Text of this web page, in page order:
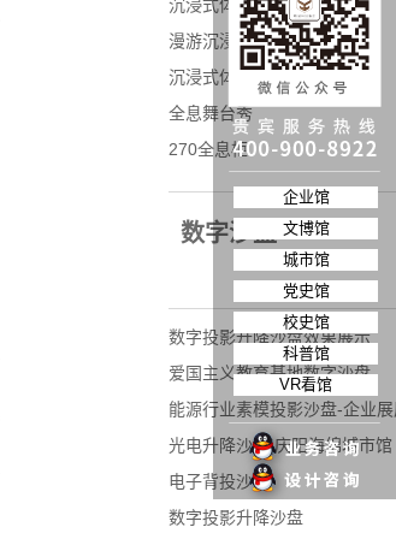
沉浸式体验
漫游沉浸式体验
沉浸式体验-榆林
全息舞台秀
270全息柜
数字沙盘
数字投影升降沙盘效果展示
爱国主义教育基地数字沙盘
能源行业素模投影沙盘-企业
光电升降沙盘|庆阳海绵城市馆
电子背投沙盘
数字投影升降沙盘
企业馆
文博馆
城市馆
党史馆
校史馆
科普馆
VR看馆